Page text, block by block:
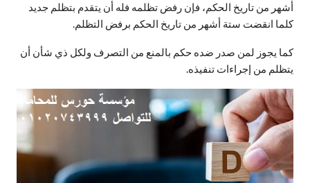
أشهر من تاريخ الحكم، فإن رفض تظلمه فله أن يتقدم بتظلم جديد
كلما انقضت ستة أشهر من تاريخ الحكم برفض التظلم.
كما يجوز لمن صدر ضده حكم بالمنع من التصرف ولكل ذي شأن أن
يتظلم من إجراءات تنفيذه.